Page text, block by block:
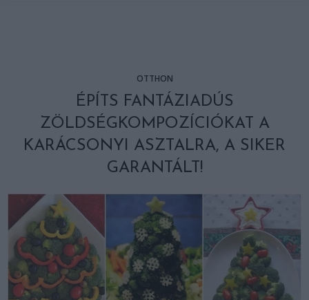
OTTHON
ÉPÍTS FANTÁZIADÚS
ZÖLDSÉGKOMPOZÍCIÓKAT A
KARÁCSONYI ASZTALRA, A SIKER
GARANTÁLT!